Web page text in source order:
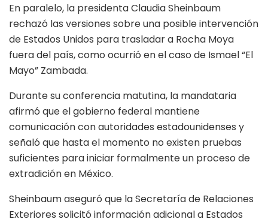
En paralelo, la presidenta Claudia Sheinbaum
rechazó las versiones sobre una posible intervención
de Estados Unidos para trasladar a Rocha Moya
fuera del país, como ocurrió en el caso de Ismael “El
Mayo” Zambada.
Durante su conferencia matutina, la mandataria
afirmó que el gobierno federal mantiene
comunicación con autoridades estadounidenses y
señaló que hasta el momento no existen pruebas
suficientes para iniciar formalmente un proceso de
extradición en México.
Sheinbaum aseguró que la Secretaría de Relaciones
Exteriores solicitó información adicional a Estados